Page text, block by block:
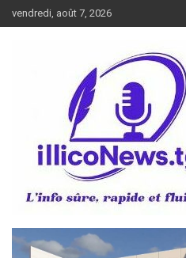
au
vendredi, août 7, 2026
illiconews